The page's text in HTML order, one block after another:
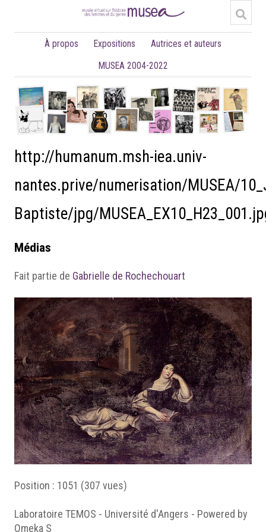
À propos Expositions
Autrices et auteurs
MUSEA 2004-2022
http://humanum.msh-iea.univ-
nantes.prive/numerisation/MUSEA/
Baptiste/jpg/
Médias
Fait partie de Gabrielle de Rochechouart
Position : 1051 (307 vues)
Laboratoire TEMOS - Université d'Angers - Powered by
Omeka S